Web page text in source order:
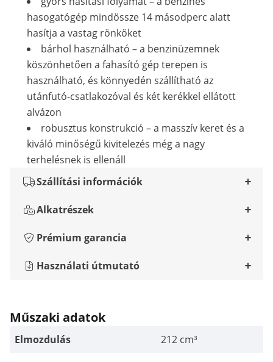
hasogatógép mindössze 14 másodperc alatt
hasítja a vastag rönköket
bárhol használható – a benzinüzemnek
köszönhetően a fahasító gép terepen is
használható, és könnyedén szállítható az
utánfutó-csatlakozóval és két kerékkel ellátott
alvázon
robusztus konstrukció – a masszív keret és a
kiváló minőségű kivitelezés még a nagy
terhelésnek is ellenáll
Szállítási információk
Alkatrészek
Prémium garancia
Használati útmutató
Műszaki adatok
Elmozdulás
212 cm³